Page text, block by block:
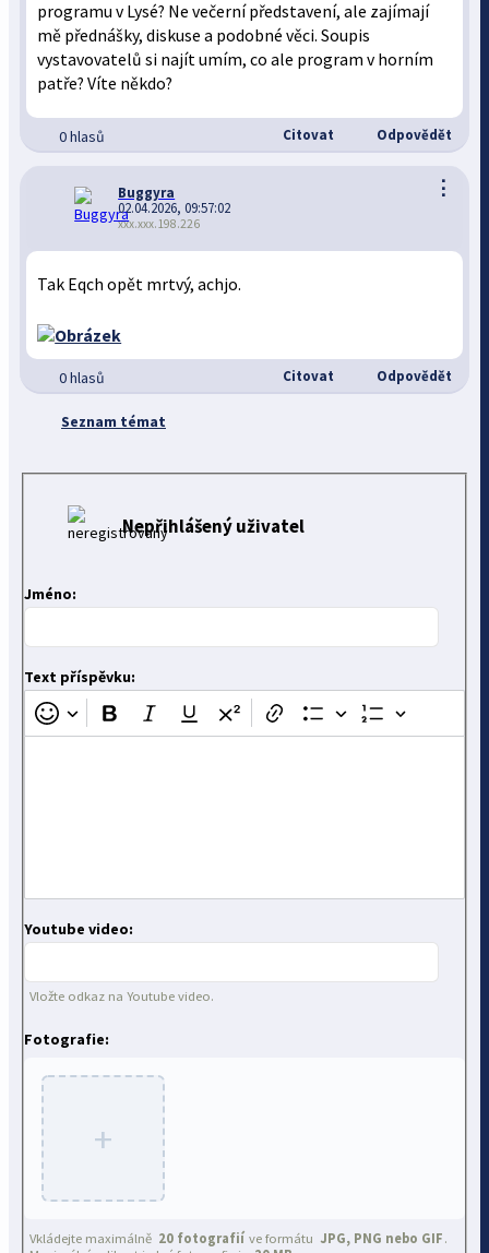
programu v Lysé? Ne večerní představení, ale zajímají
mě přednášky, diskuse a podobné věci. Soupis
vystavovatelů si najít umím, co ale program v horním
patře? Víte někdo?
0 hlasů Citovat Odpovědět
⋮
Buggyra
02.04.2026, 09:57:02
xxx.xxx.198.226
Tak Eqch opět mrtvý, achjo.
0 hlasů Citovat Odpovědět
Seznam témat
Nepřihlášený uživatel
Jméno:
Text příspěvku:
Youtube video:
Vložte odkaz na Youtube video.
Fotografie:
+
Vkládejte maximálně 20 fotografií ve formátu JPG, PNG nebo GIF .